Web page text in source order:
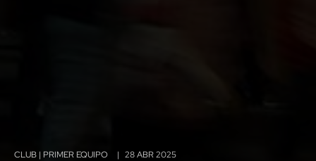
CLUB | PRIMER EQUIPO | 28 ABR 2025